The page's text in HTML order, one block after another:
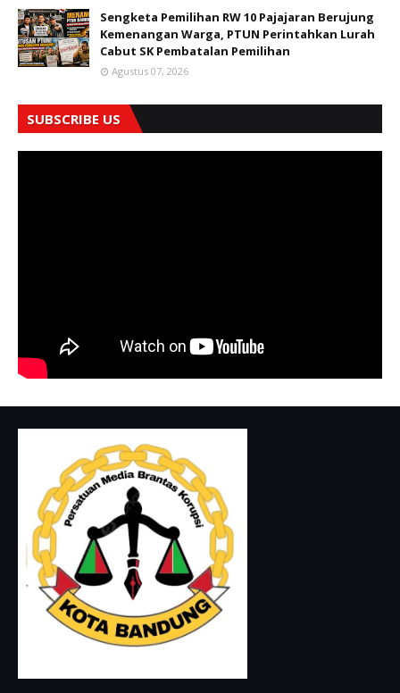
Sengketa Pemilihan RW 10 Pajajaran Berujung
Kemenangan Warga, PTUN Perintahkan Lurah
Cabut SK Pembatalan Pemilihan
Agustus 07, 2026
SUBSCRIBE US